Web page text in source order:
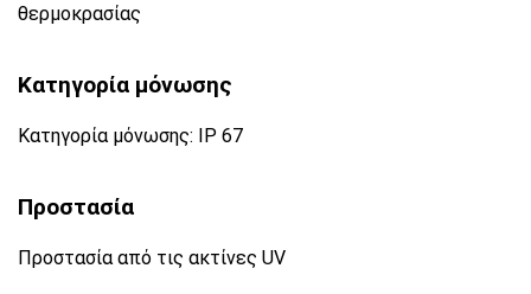
θερμοκρασίας
Κατηγορία μόνωσης
Κατηγορία μόνωσης: IP 67
Προστασία
Προστασία από τις ακτίνες UV